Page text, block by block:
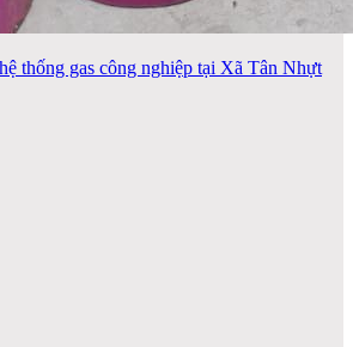
thống gas công nghiệp tại Xã Tân Nhựt